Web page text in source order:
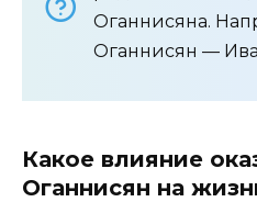
Оганнисяна.
Оганнисян —
Какое влияние
Оганнисян на